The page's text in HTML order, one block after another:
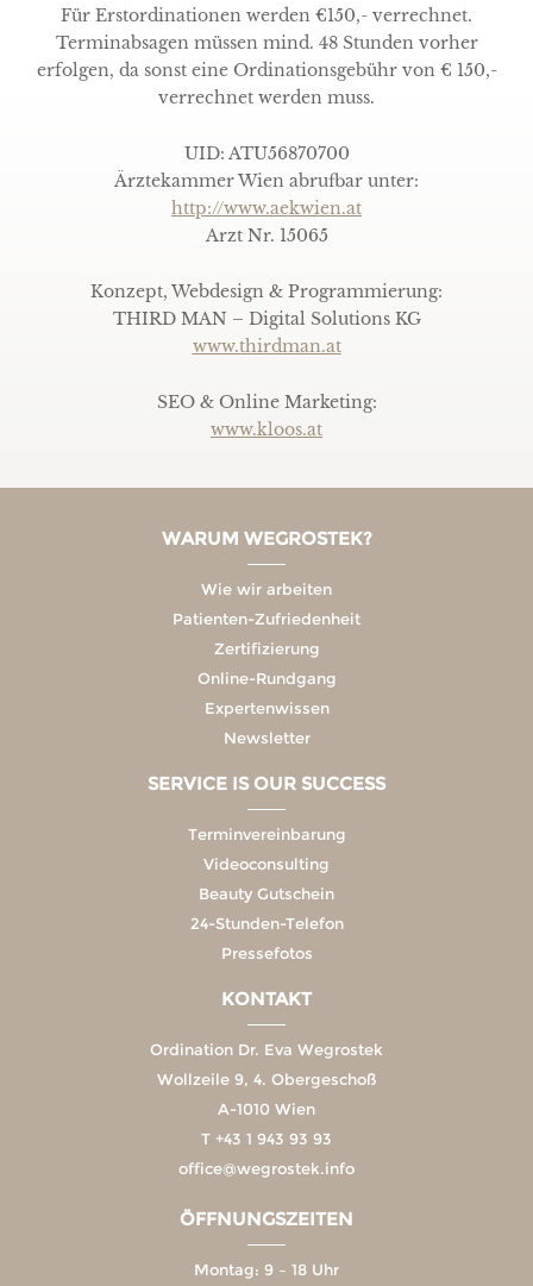
Für Erstordinationen werden €150,- verrechnet.
Terminabsagen müssen mind. 48 Stunden vorher
erfolgen, da sonst eine Ordinationsgebühr von € 150,-
verrechnet werden muss.
UID: ATU56870700
Ärztekammer Wien abrufbar unter:
http://www.aekwien.at
Arzt Nr. 15065
Konzept, Webdesign & Programmierung:
THIRD MAN – Digital Solutions KG
www.thirdman.at
SEO & Online Marketing:
www.kloos.at
WARUM WEGROSTEK?
Wie wir arbeiten
Patienten-Zufriedenheit
Zertifizierung
Online-Rundgang
Expertenwissen
Newsletter
SERVICE IS OUR SUCCESS
Terminvereinbarung
Videoconsulting
Beauty Gutschein
24-Stunden-Telefon
Pressefotos
KONTAKT
Ordination Dr. Eva Wegrostek
Wollzeile 9, 4. Obergeschoß
A-1010 Wien
T +43 1 943 93 93
office@wegrostek.info
ÖFFNUNGSZEITEN
Montag: 9 – 18 Uhr